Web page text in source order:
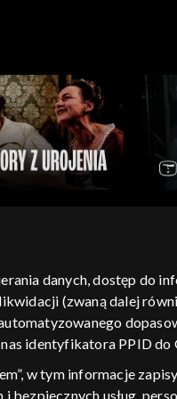
z roku 1972,
to inscenizacja w
Cześnika, przyznał
informacje o dostawcy
danych, dostęp do
(zwaną dalej
identyfikatora PPID do
w tym informacje
usług,